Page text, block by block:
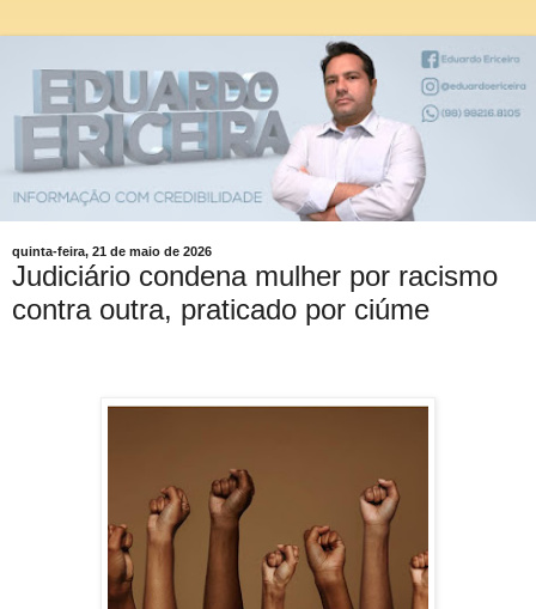
quinta-feira, 21 de maio de 2026
Judiciário condena mulher por racismo
contra outra, praticado por ciúme